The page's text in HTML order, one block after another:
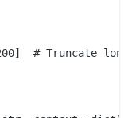
# Truncate long